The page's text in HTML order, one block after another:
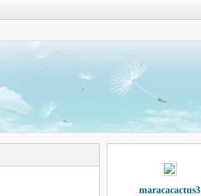
maracacactus3